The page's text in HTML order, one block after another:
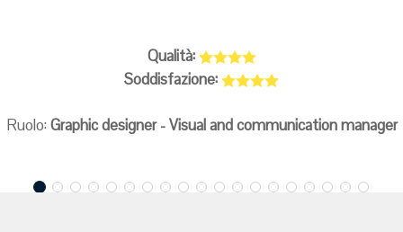
Qualità:
Soddisfazione:
Ruolo: Graphic designer - Visual and communication manager